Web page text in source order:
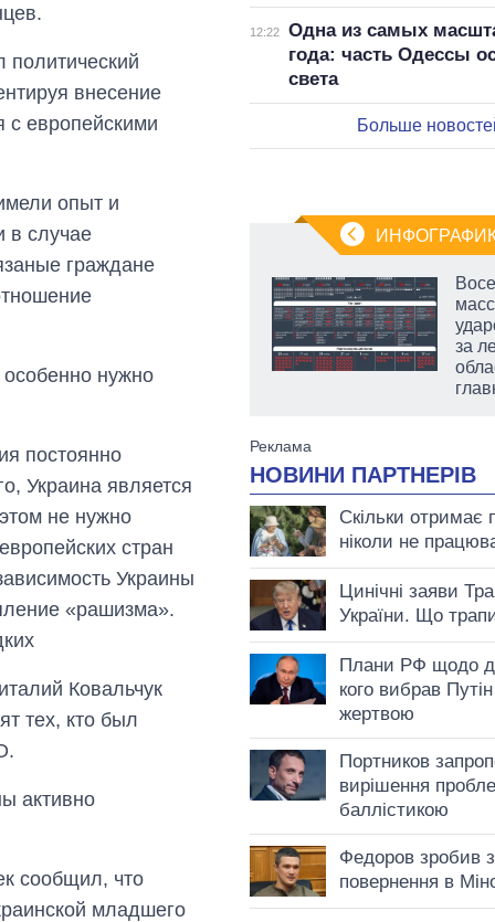
политический
внесение
с европейскими
опыт и
в случае
граждане
нужно
постоянно
Украина является
не нужно
стран
Украины
«рашизма».
Ковальчук
тех, кто был
активно
сообщил, что
младшего
12:22
Одна из самых
года: часть Одессы
света
Больше
изменилось
бакалавриат,
магистратуру и
за